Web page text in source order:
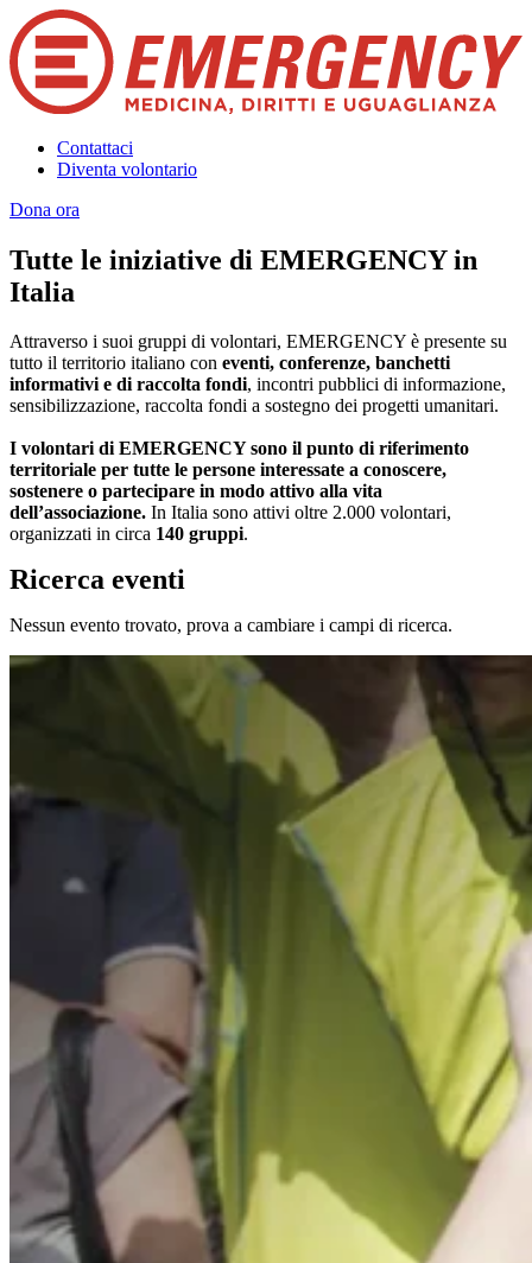
Contattaci
Diventa volontario
Dona ora
Tutte le iniziative di EMERGENCY in
Italia
Attraverso i suoi gruppi di volontari, EMERGENCY è presente su
tutto il territorio italiano con eventi, conferenze, banchetti
informativi e di raccolta fondi, incontri pubblici di informazione,
sensibilizzazione, raccolta fondi a sostegno dei progetti umanitari.
I volontari di EMERGENCY sono il punto di riferimento
territoriale per tutte le persone interessate a conoscere,
sostenere o partecipare in modo attivo alla vita
dell’associazione. In Italia sono attivi oltre 2.000 volontari,
organizzati in circa 140 gruppi.
Ricerca eventi
Nessun evento trovato, prova a cambiare i campi di ricerca.